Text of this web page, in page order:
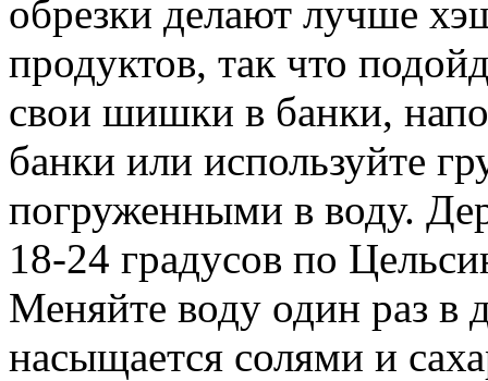
обрезки делают лучше
продуктов, так что
свои шишки в банки,
банки или используйте
погруженными в воду.
18-24 градусов по
Меняйте воду один раз в
насыщается солями и